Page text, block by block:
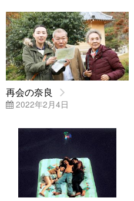
再会の奈良
2022年2月4日